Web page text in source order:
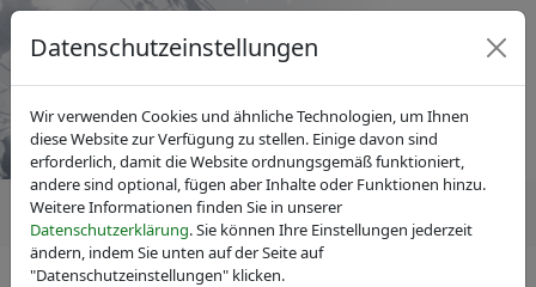
Datenschutzeinstellungen
Wir verwenden Cookies und ähnliche Technologien, um Ihnen
diese Website zur Verfügung zu stellen. Einige davon sind
erforderlich, damit die Website ordnungsgemäß funktioniert,
andere sind optional, fügen aber Inhalte oder Funktionen hinzu.
Weitere Informationen finden Sie in unserer
Datenschutzerklärung. Sie können Ihre Einstellungen jederzeit
ändern, indem Sie unten auf der Seite auf
"Datenschutzeinstellungen" klicken.